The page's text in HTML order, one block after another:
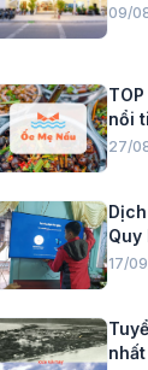
09/
nổi
27/
Quy
17/